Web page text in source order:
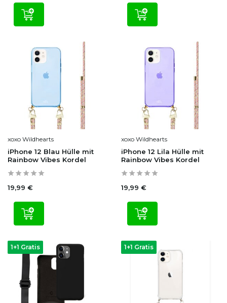
xoxo Wildhearts
iPhone 12 Blau Hülle mit
Rainbow Vibes Kordel
19,99 €
xoxo Wildhearts
iPhone 12 Lila Hülle mit
Rainbow Vibes Kordel
19,99 €
1+1 Gratis 1+1 Gratis